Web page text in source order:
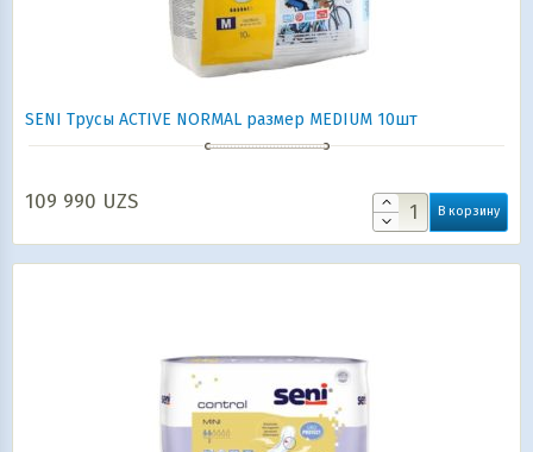
SENI Трусы ACTIVE NORMAL размер MEDIUM 10шт
109 990 UZS В корзину